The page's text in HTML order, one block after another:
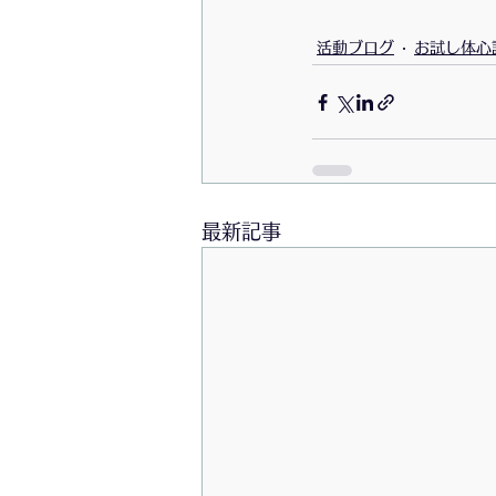
活動ブログ お試し体心
最新記事